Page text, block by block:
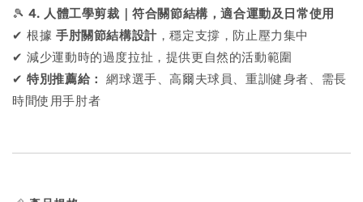
🎾4. 人體工學剪裁｜符合關節結構，適合運動及日常使用
✔ 根據 手肘關節結構設計，穩定支撐，防止壓力集中
✔ 減少運動時的過度拉扯，提供更自然的活動範圍
✔特別推薦給：
網球選手、高爾夫球員、重訓健身者、需長
時間使用手肘者